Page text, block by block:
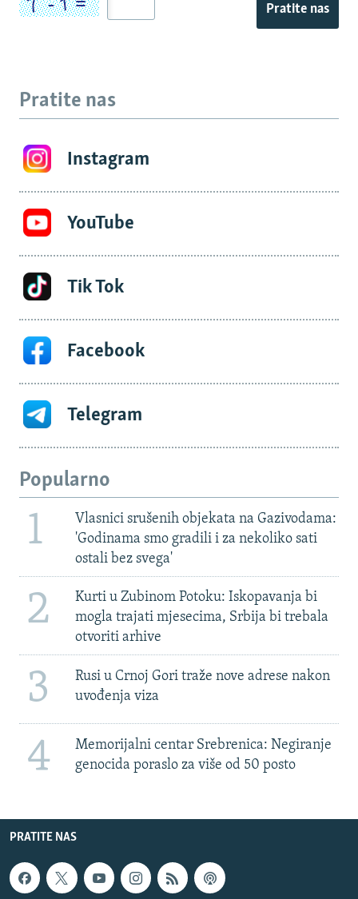
Pratite nas
Pratite nas
Instagram
YouTube
Tik Tok
Facebook
Telegram
Popularno
1
Vlasnici srušenih objekata na Gazivodama:
'Godinama smo gradili i za nekoliko sati
ostali bez svega'
2
Kurti u Zubinom Potoku: Iskopavanja bi
mogla trajati mjesecima, Srbija bi trebala
otvoriti arhive
3
Rusi u Crnoj Gori traže nove adrese nakon
uvođenja viza
4
Memorijalni centar Srebrenica: Negiranje
genocida poraslo za više od 50 posto
PRATITE NAS